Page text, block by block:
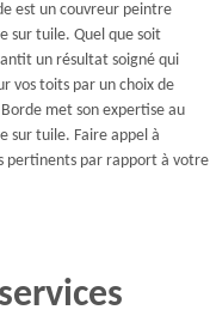
est un couvreur peintre
sur tuile. Quel que soit
un résultat soigné qui
vos toits par un choix de
met son expertise au
sur tuile. Faire appel à
pertinents par rapport à votre